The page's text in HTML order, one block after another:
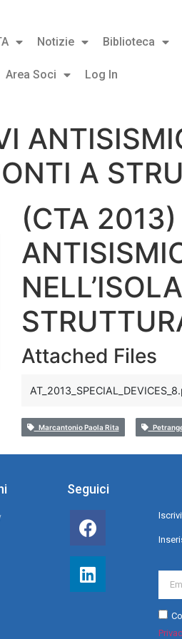
Notizie Biblioteca
Area Soci Log In
A
(CTA
Attached Files
Marcantonio Paola Rita
Seguici